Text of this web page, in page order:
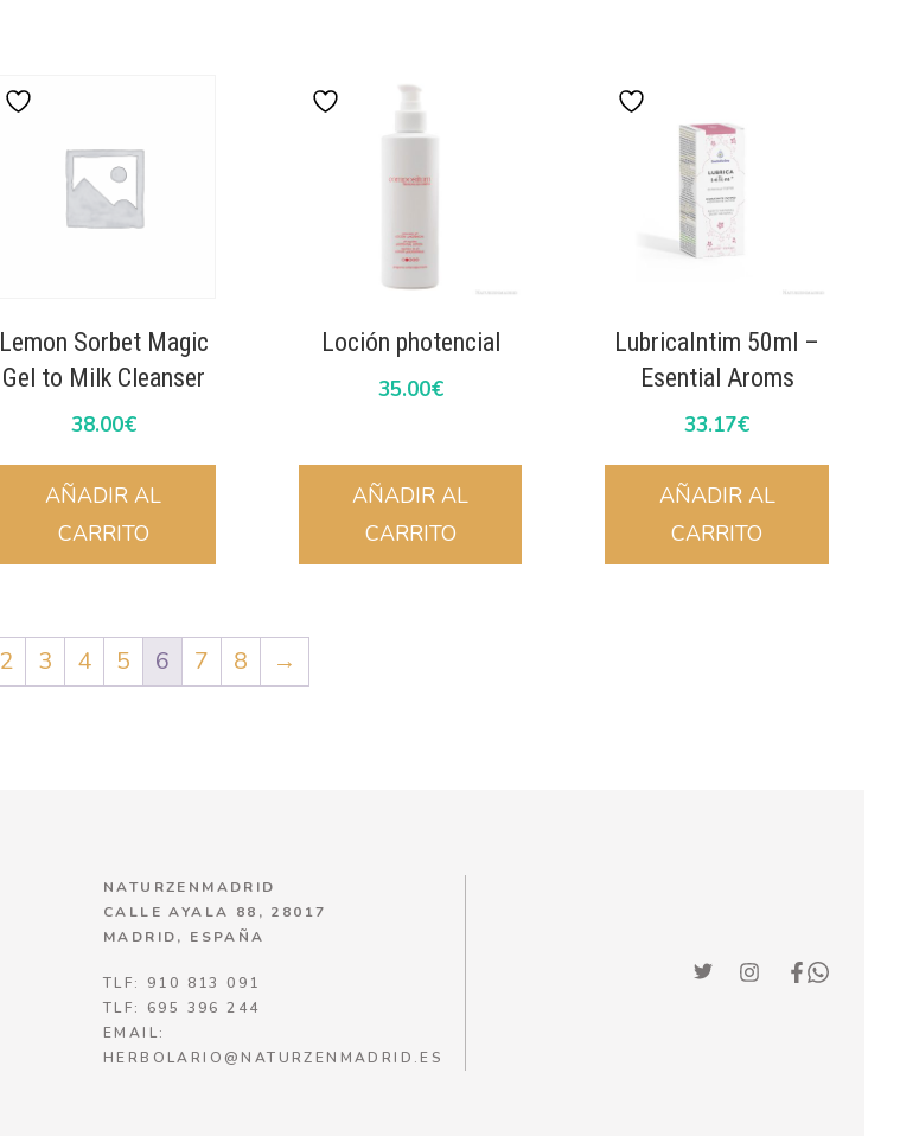
Lemon Sorbet Magic
Gel to Milk Cleanser
38.00€
AÑADIR AL
CARRITO
Loción photencial
35.00€
AÑADIR AL
CARRITO
LubricaIntim 50ml –
Esential Aroms
33.17€
AÑADIR AL
CARRITO
2 3 4 5 6 7 8 →
NATURZENMADRID
CALLE AYALA 88, 28017
MADRID, ESPAÑA
TLF: 910 813 091
TLF: 695 396 244
EMAIL:
HERBOLARIO@NATURZENMADRID.ES